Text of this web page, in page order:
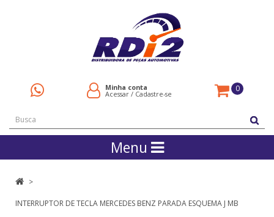
Minha conta
Acessar / Cadastre-se
0
Menu
INTERRUPTOR DE TECLA MERCEDES BENZ PARADA ESQUEMA J MB